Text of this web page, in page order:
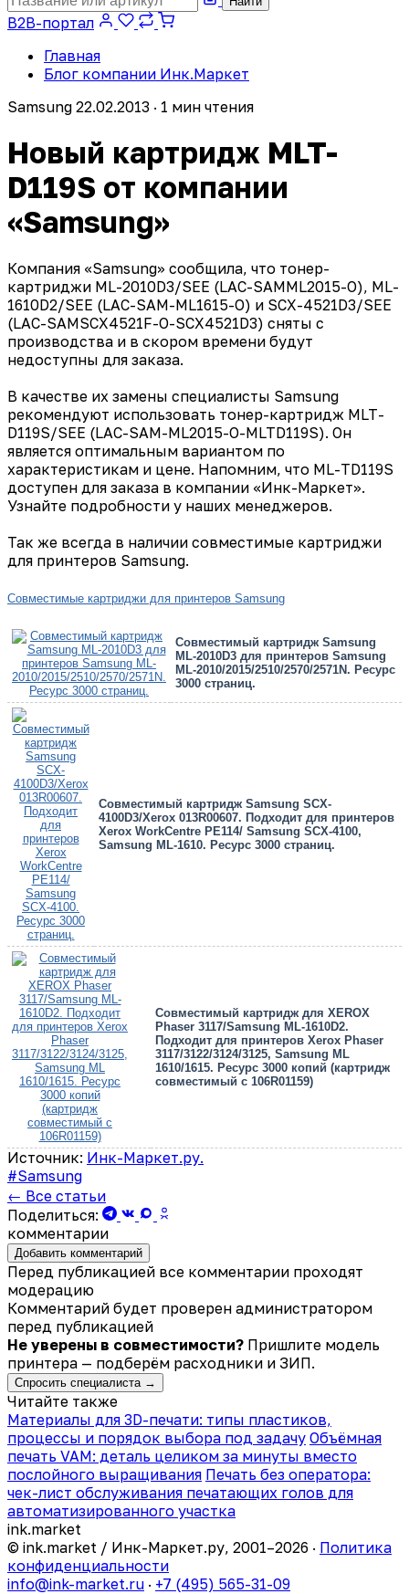
B2B-портал
Главная
Блог компании Инк.Маркет
Samsung 22.02.2013 · 1 мин чтения
Новый картридж MLT-
D119S от компании
«Samsung»
Компания «Samsung» сообщила, что тонер-
картриджи ML-2010D3/SEE (LAC-SAMML2015-O), ML-
1610D2/SEE (LAC-SAM-ML1615-O) и SCX-4521D3/SEE
(LAC-SAMSCX4521F-O-SCX4521D3) сняты с
производства и в скором времени будут
недоступны для заказа.
В качестве их замены специалисты Samsung
рекомендуют использовать тонер-картридж MLT-
D119S/SEE (LAC-SAM-ML2015-O-MLTD119S). Он
является оптимальным вариантом по
характеристикам и цене. Напомним, что ML-TD119S
доступен для заказа в компании «Инк-Маркет».
Узнайте подробности у наших менеджеров.
Так же всегда в наличии совместимые картриджи
для принтеров Samsung.
Совместимые картриджи для принтеров Samsung
Совместимый картридж Samsung
ML-2010D3 для принтеров Samsung
ML-2010/2015/2510/2570/2571N. Ресурс
3000 страниц.
Cовместимый картридж Samsung SCX-
4100D3/Xerox 013R00607. Подходит для принтеров
Xerox WorkCentre PE114/ Samsung SCX-4100,
Samsung ML-1610. Ресурс 3000 страниц.
Совместимый картридж для XEROX
Phaser 3117/Samsung ML-1610D2.
Подходит для принтеров Xerox Phaser
3117/3122/3124/3125, Samsung ML
1610/1615. Ресурс 3000 копий (картридж
совместимый с 106R01159)
Источник: Инк-Маркет.ру.
#Samsung
← Все статьи
Поделиться:
комментарии
Добавить комментарий
Перед публикацией все комментарии проходят
модерацию
Комментарий будет проверен администратором
перед публикацией
Не уверены в совместимости? Пришлите модель
принтера — подберём расходники и ЗИП.
Спросить специалиста →
Читайте также
Материалы для 3D-печати: типы пластиков,
процессы и порядок выбора под задачу Объёмная
печать VAM: деталь целиком за минуты вместо
послойного выращивания Печать без оператора:
чек-лист обслуживания печатающих голов для
автоматизированного участка
ink.market
© ink.market / Инк-Маркет.ру, 2001–2026 · Политика
конфиденциальности
info@ink-market.ru · +7 (495) 565-31-09